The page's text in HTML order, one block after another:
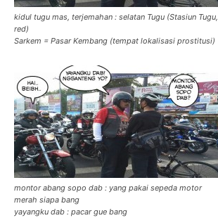
kidul tugu mas, terjemahan : selatan Tugu (Stasiun Tugu,
red)
Sarkem = Pasar Kembang (tempat lokalisasi prostitusi)
montor abang sopo dab : yang pakai sepeda motor
merah siapa bang
yayangku dab : pacar gue bang